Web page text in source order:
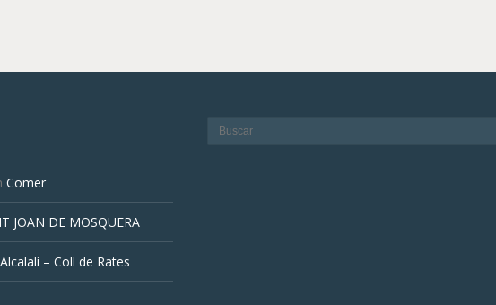
Comer
JOAN DE MOSQUERA
– Coll de Rates